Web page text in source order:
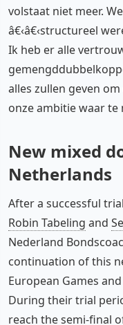
volstaat niet meer.
â€‹â€‹structureel
Ik heb er alle
alles zullen geven
onze ambitie waar te
New mixed
Netherlands
After a successful
Robin Tabeling and
Nederland
continuation of this
European Games
During their trial
reach the semi-final